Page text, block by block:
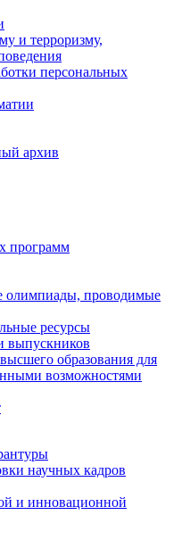
и терроризму,
персональных
архив
программ
олимпиады, проводимые
ресурсы
выпускников
образования для
возможностями
научных кадров
и инновационной